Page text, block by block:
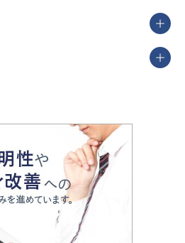
長野県
京都府 奈良県
和歌山県
岡山県 広島県
高知県
町村ランキング
の受験を成功させる方法
人注目！最短距離の学力
相談室
学受験のリアル
高校